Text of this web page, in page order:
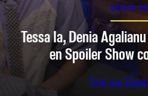
SPOILER
Tessa Ia, Denia
en Spoiler Show
Ver en